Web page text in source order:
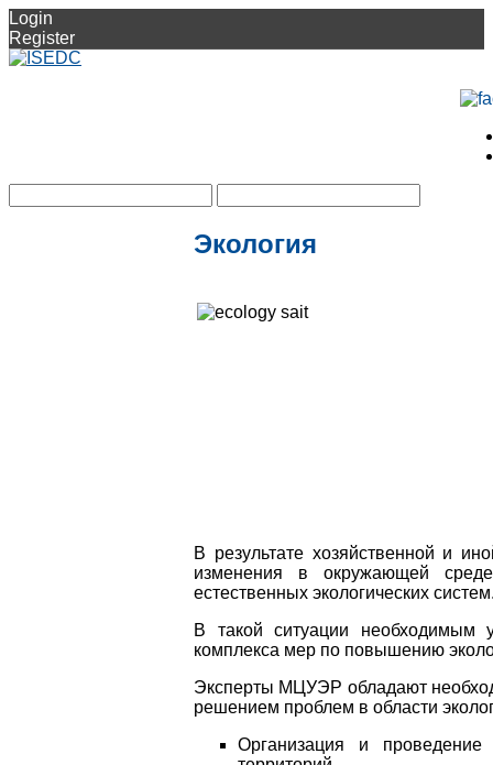
Login
Register
Экология
В результате хозяйственной и
изменения в окружающей
естественных экологических
В такой ситуации необходимым
комплекса мер по повышению
Эксперты МЦУЭР обладают
решением проблем в области
Организация и